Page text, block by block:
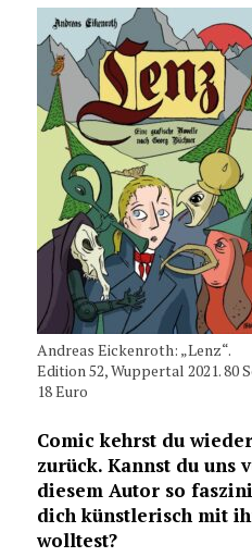
Andreas Eickenroth: „Lenz“.
Edition 52, Wuppertal 2021. 80
18 Euro
Comic kehrst du
zurück. Kannst du uns
diesem Autor so
dich künstlerisch mit
wolltest?